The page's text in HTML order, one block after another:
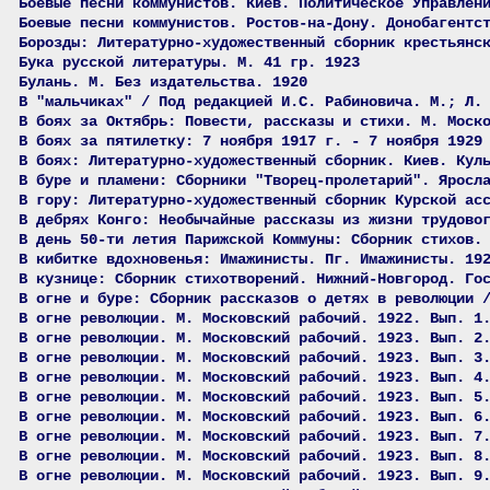
Боевые песни коммунистов. Ростов-на-Дону.
Борозды: Литературно-художественный сборник
Бука русской литературы. М. 41 гр. 1923
Булань. М. Без издательства. 1920
В "мальчиках" / Под редакцией И.С. Рабиновича. М.; Л.
В боях за Октябрь: Повести, рассказы и стихи. М.
В боях за пятилетку: 7 ноября 1917 г. - 7 ноября
В боях: Литературно-художественный сборник. Киев.
В буре и пламени: Сборники "Творец-пролетарий".
В гору: Литературно-художественный сборник Курской
В дебрях Конго: Необычайные рассказы из жизни
В день 50-ти летия Парижской Коммуны: Сборник стихов.
В кибитке вдохновенья: Имажинисты. Пг. Имажинисты.
В кузнице: Сборник стихотворений. Нижний-Новгород.
В огне и буре: Сборник рассказов о детях в
В огне революции. М. Московский рабочий. 1922. Вып.
В огне революции. М. Московский рабочий. 1923. Вып.
В огне революции. М. Московский рабочий. 1923. Вып.
В огне революции. М. Московский рабочий. 1923. Вып.
В огне революции. М. Московский рабочий. 1923. Вып.
В огне революции. М. Московский рабочий. 1923. Вып.
В огне революции. М. Московский рабочий. 1923. Вып.
В огне революции. М. Московский рабочий. 1923. Вып.
В огне революции. М. Московский рабочий. 1923. Вып.